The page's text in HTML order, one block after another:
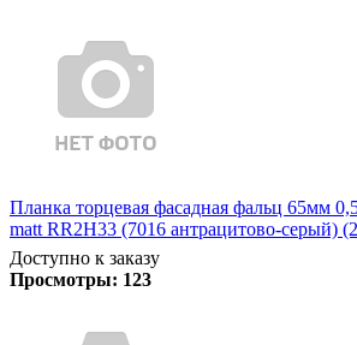
Планка торцевая фасадная фальц 65мм
matt RR2H33 (7016 антрацитово-серый)
Доступно к заказу
Просмотры: 123